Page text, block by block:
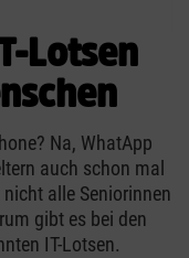
Lotsen
Na, WhatApp
auch schon mal
alle Seniorinnen
gibt es bei den
IT-Lotsen.